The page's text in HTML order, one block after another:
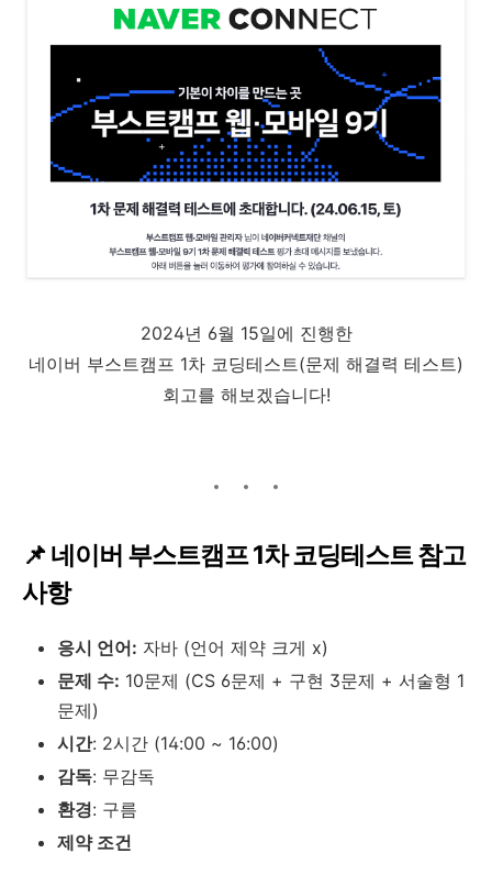
2024년 6월 15일에 진행한
네이버 부스트캠프 1차 코딩테스트(문제 해결력 테스트)
회고를 해보겠습니다!
📌 네이버 부스트캠프 1차 코딩테스트 참고
사항
응시 언어: 자바 (언어 제약 크게 x)
문제 수: 10문제 (CS 6문제 + 구현 3문제 + 서술형 1
문제)
시간: 2시간 (14:00 ~ 16:00)
감독: 무감독
환경: 구름
제약 조건